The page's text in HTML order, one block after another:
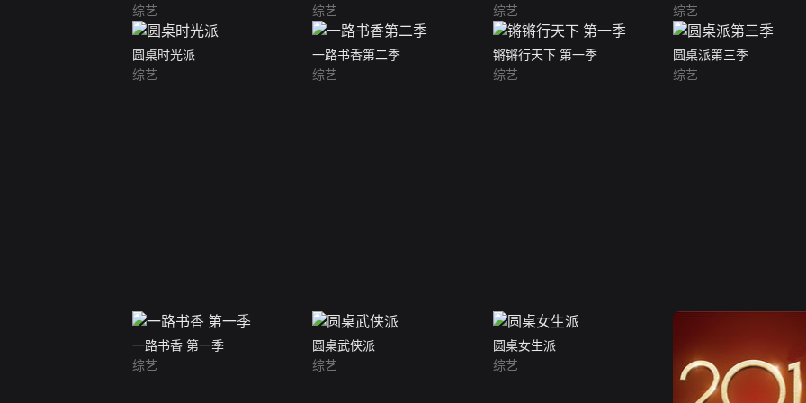
综艺 综艺 综艺 综艺
圆桌时光派
综艺
一路书香第二季
综艺
锵锵行天下 第一季
综艺
圆桌派第三季
综艺
一路书香 第一季
综艺
圆桌武侠派
综艺
圆桌女生派
综艺